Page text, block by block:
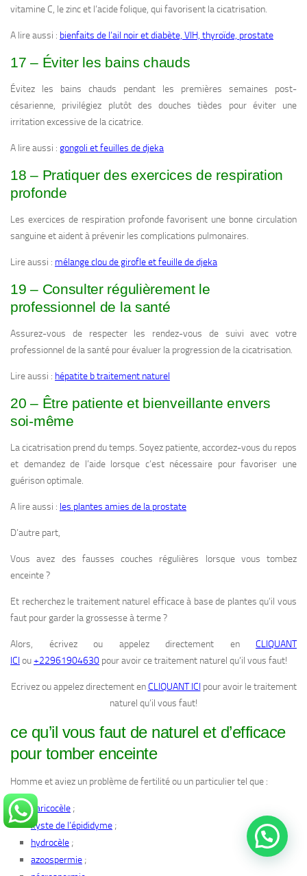
vitamine C, le zinc et l’acide folique, qui favorisent la cicatrisation.
A lire aussi : bienfaits de l’ail noir et diabète, VIH, thyroïde, prostate
17 – Éviter les bains chauds
Évitez les bains chauds pendant les premières semaines post-
césarienne, privilégiez plutôt des douches tièdes pour éviter une
irritation excessive de la cicatrice.
A lire aussi : gongoli et feuilles de djeka
18 – Pratiquer des exercices de respiration
profonde
Les exercices de respiration profonde favorisent une bonne circulation
sanguine et aident à prévenir les complications pulmonaires.
Lire aussi : mélange clou de girofle et feuille de djeka
19 – Consulter régulièrement le
professionnel de la santé
Assurez-vous de respecter les rendez-vous de suivi avec votre
professionnel de la santé pour évaluer la progression de la cicatrisation.
Lire aussi : hépatite b traitement naturel
20 – Être patiente et bienveillante envers
soi-même
La cicatrisation prend du temps. Soyez patiente, accordez-vous du repos
et demandez de l’aide lorsque c’est nécessaire pour favoriser une
guérison optimale.
A lire aussi : les plantes amies de la prostate
D’autre part,
Vous avez des fausses couches régulières lorsque vous tombez
enceinte ?
Et recherchez le traitement naturel efficace à base de plantes qu’il vous
faut pour garder la grossesse à terme ?
Alors, écrivez ou appelez directement en CLIQUANT
ICI ou+22961904630 pour avoir ce traitement naturel qu’il vous faut!
Ecrivez ou appelez directement enCLIQUANT ICI pour avoir le traitement
naturel qu’il vous faut!
ce qu’il vous faut de naturel et d’efficace
pour tomber enceinte
Homme et aviez un problème de fertilité ou un particulier tel que :
varicocèle ;
kyste de l’épididyme ;
hydrocèle ;
azoospermie ;